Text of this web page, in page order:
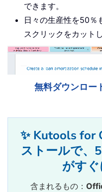
できます。
日々の生産性を50％
スクリックをカット
無料ダウンロー
✨ Kutools for
ストールで、
がすぐ
含まれるもの：